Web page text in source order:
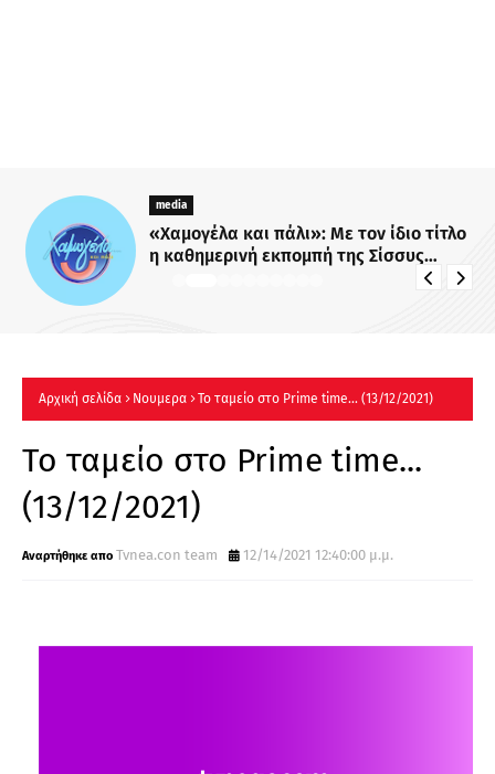
media
«Χαμογέλα και πάλι»: Με τον ίδιο τίτλο
η καθημερινή εκπομπή της Σίσσυς
Αρχική σελίδα Νουμερα Το ταμείο στο Prime time... (13/12/2021)
Το ταμείο στο Prime time...
(13/12/2021)
Tvnea.con team 12/14/2021 12:40:00 μ.μ.